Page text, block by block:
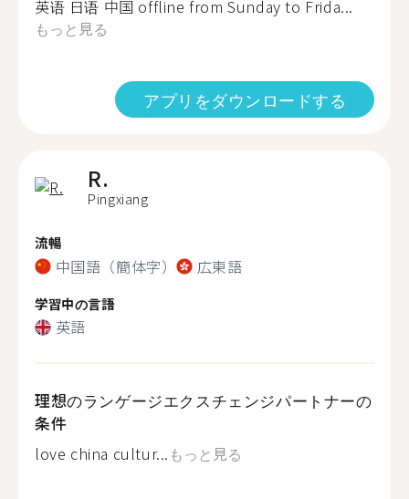
英语 日语 中国 offline from Sunday to Frida...
もっと見る
アプリをダウンロードする
R.
Pingxiang
流暢
中国語（簡体字） 広東語
学習中の言語
英語
理想のランゲージエクスチェンジパートナーの
条件
love china cultur... もっと見る